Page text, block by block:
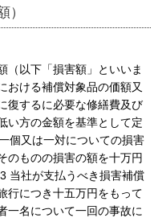
）
（以下「損害額」といいま
おける補償対象品の価額又
復するに必要な修繕費及び
い方の金額を基準として定
又は一対についての損害
のものの損害の額を十万円
当社が支払うべき損害補償
行につき十五万円をもって
一名について一回の事故に